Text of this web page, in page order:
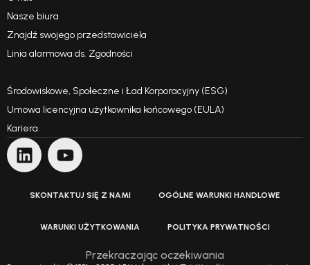
Nasze biura
Znajdź swojego przedstawiciela
Linia alarmowa ds. Zgodności
Środowiskowe, Społeczne i Ład Korporacyjny (ESG)
Umowa licencyjna użytkownika końcowego (EULA)
Kariera
SKONTAKTUJ SIĘ Z NAMI OGÓLNE WARUNKI HANDLOWE
WARUNKI UŻYTKOWANIA POLITYKA PRYWATNOŚCI
Przekraczając oczekiwania